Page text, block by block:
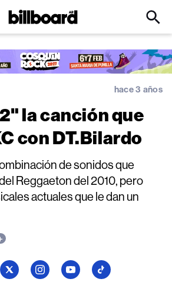
Billboard
Click
Input
hace 3 años
la canción que
con DT.Bilardo
de sonidos que
Reggaeton del 2010, pero
actuales que le dan un
Seguí
Seguí
Seguí
Seguí